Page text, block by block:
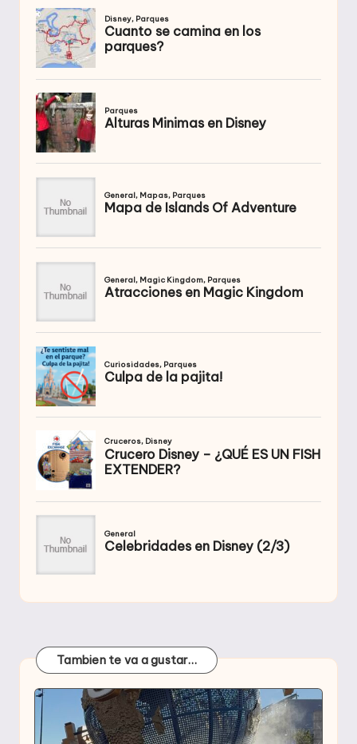
Tambien te va a gustar…